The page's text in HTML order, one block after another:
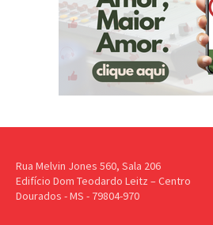
Rua Melvin Jones 560, Sala 206
Edifício Dom Teodardo Leitz – Centro
Dourados - MS - 79804-970